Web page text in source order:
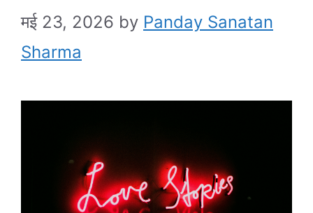
मई 23, 2026 by Panday Sanatan
Sharma